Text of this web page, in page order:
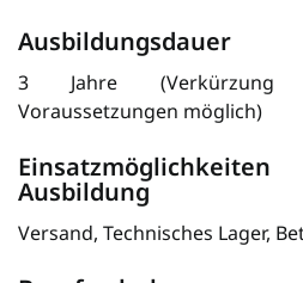
Ausbildungsdauer
3 Jahre (Verkürzung
Voraussetzungen möglich)
Ausbildung
Versand, Technisches Lager,